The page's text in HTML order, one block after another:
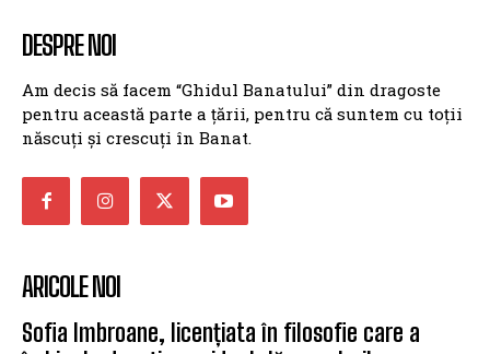
DESPRE NOI
Am decis să facem “Ghidul Banatului” din dragoste
pentru această parte a țării, pentru că suntem cu toții
născuți și crescuți în Banat.
ARICOLE NOI
Sofia Imbroane, licențiata în filosofie care a